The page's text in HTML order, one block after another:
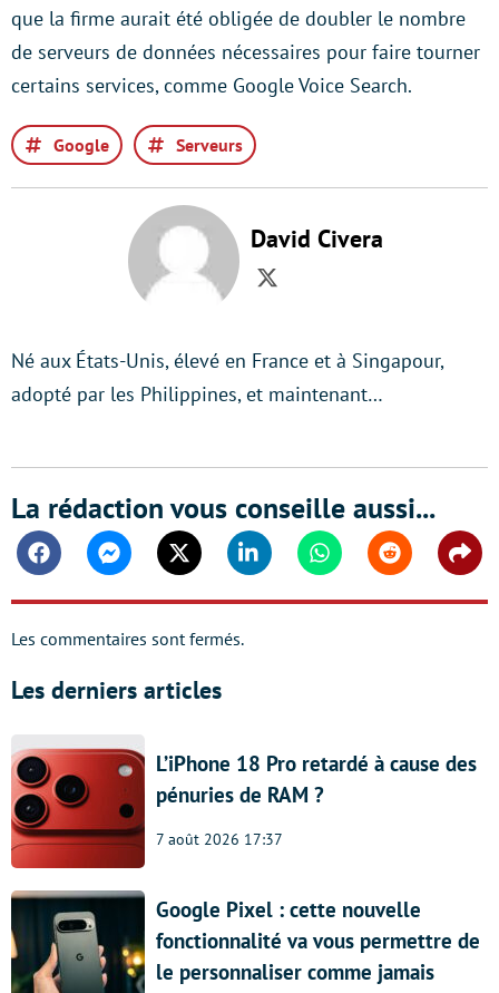
que la firme aurait été obligée de doubler le nombre
de serveurs de données nécessaires pour faire tourner
certains services, comme Google Voice Search.
Google Serveurs
David Civera
Twitter
Né aux États-Unis, élevé en France et à Singapour,
adopté par les Philippines, et maintenant…
La rédaction vous conseille aussi...
FacebookMessengerTwitter Linkedin WhatsappReddit
Les commentaires sont fermés.
Les derniers articles
L’iPhone 18 Pro retardé à cause des
pénuries de RAM ?
7 août 2026 17:37
Google Pixel : cette nouvelle
fonctionnalité va vous permettre de
le personnaliser comme jamais